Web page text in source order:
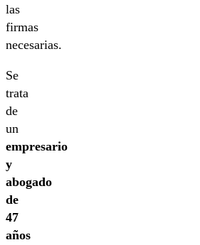
las
firmas
necesarias.
Se
trata
de
un
empresario
y
abogado
de
47
años